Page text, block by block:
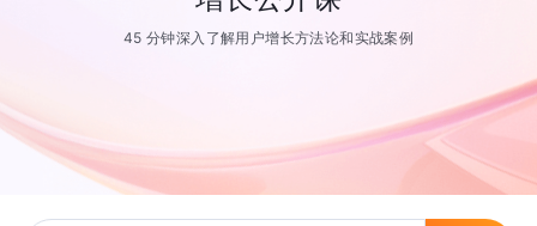
45 分钟深入了解用户增长方法论和实战案例